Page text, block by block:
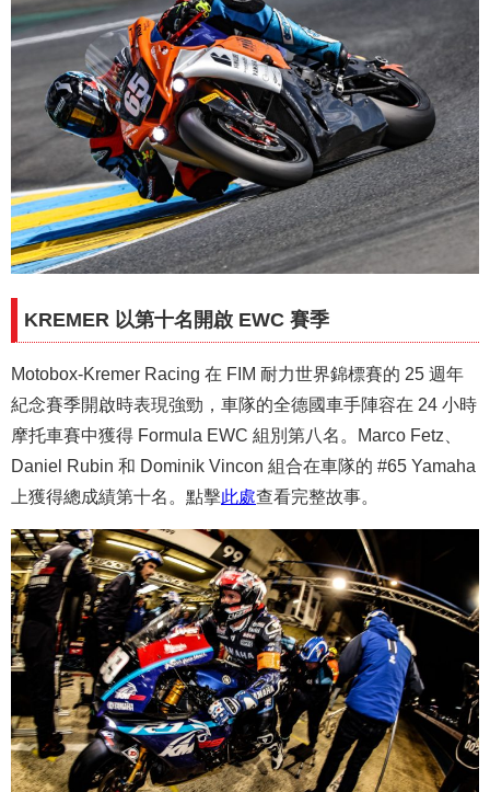
KREMER 以第十名開啟 EWC 賽季
Motobox-Kremer Racing 在 FIM 耐力世界錦標賽的 25 週年
紀念賽季開啟時表現強勁，車隊的全德國車手陣容在 24 小時
摩托車賽中獲得 Formula EWC 組別第八名。Marco Fetz、
Daniel Rubin 和 Dominik Vincon 組合在車隊的 #65 Yamaha
上獲得總成績第十名。點擊此處查看完整故事。